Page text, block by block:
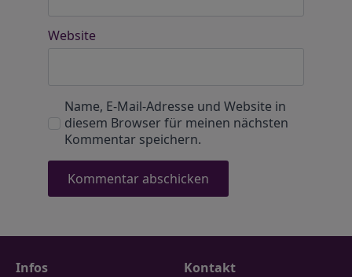
Website
Name, E-Mail-Adresse und Website in
diesem Browser für meinen nächsten
Kommentar speichern.
Infos Kontakt